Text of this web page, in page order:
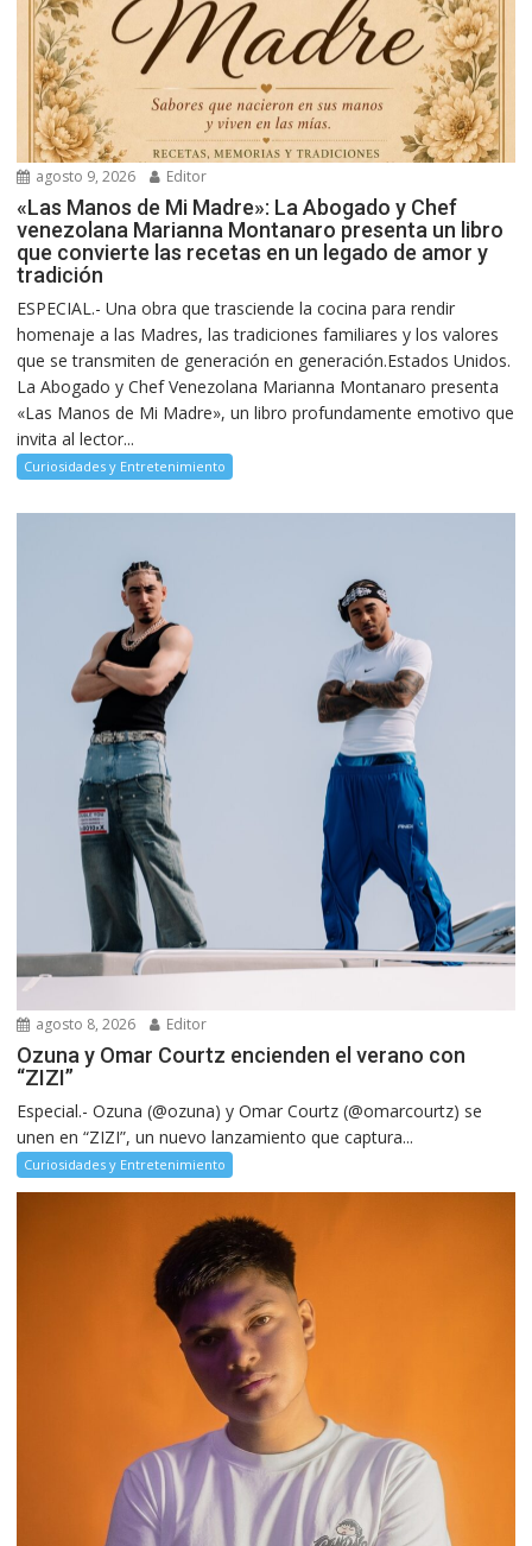
agosto 9, 2026 Editor
«Las Manos de Mi Madre»: La Abogado y Chef
venezolana Marianna Montanaro presenta un libro
que convierte las recetas en un legado de amor y
tradición
ESPECIAL.- Una obra que trasciende la cocina para rendir
homenaje a las Madres, las tradiciones familiares y los valores
que se transmiten de generación en generación.Estados Unidos.
La Abogado y Chef Venezolana Marianna Montanaro presenta
«Las Manos de Mi Madre», un libro profundamente emotivo que
invita al lector...
Curiosidades y Entretenimiento
agosto 8, 2026 Editor
Ozuna y Omar Courtz encienden el verano con
“ZIZI”
Especial.- Ozuna (@ozuna) y Omar Courtz (@omarcourtz) se
unen en “ZIZI”, un nuevo lanzamiento que captura...
Curiosidades y Entretenimiento